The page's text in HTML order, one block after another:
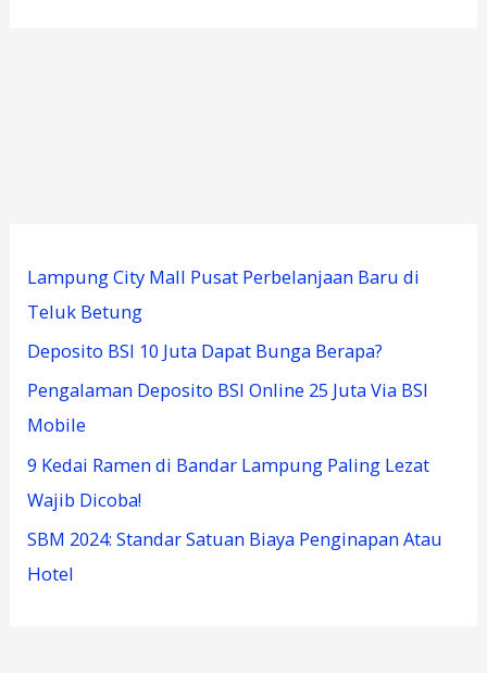
Lampung City Mall Pusat Perbelanjaan Baru di
Teluk Betung
Deposito BSI 10 Juta Dapat Bunga Berapa?
Pengalaman Deposito BSI Online 25 Juta Via BSI
Mobile
9 Kedai Ramen di Bandar Lampung Paling Lezat
Wajib Dicoba!
SBM 2024: Standar Satuan Biaya Penginapan Atau
Hotel